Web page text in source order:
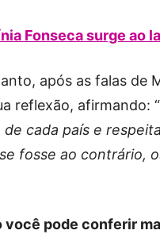
Fonseca surge ao
após as falas de
reflexão, afirmando: “
de cada país e
fosse ao contrário,
você pode conferir